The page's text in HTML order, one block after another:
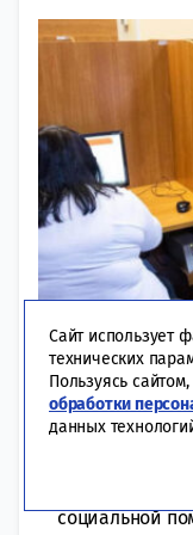
09:00 | 06-05-
республики
РТ. В
линию по
социальной
Сайт использует
технических
Пользуясь
обработки
данных